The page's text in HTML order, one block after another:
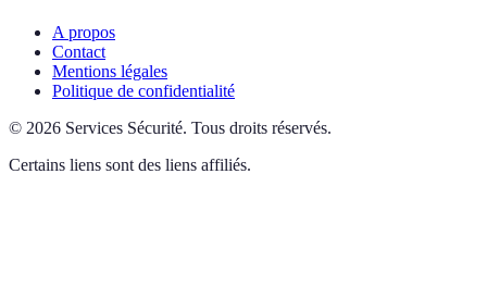
A propos
Contact
Mentions légales
Politique de confidentialité
© 2026 Services Sécurité. Tous droits réservés.
Certains liens sont des liens affiliés.